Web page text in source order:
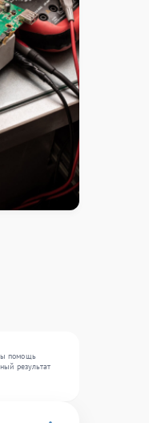
помощь
результат